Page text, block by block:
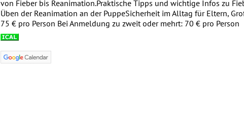
von Fieber bis Reanimation.Praktische Tipps und wichtige Infos zu
Üben der Reanimation an der PuppeSicherheit im Alltag für Eltern,
75 € pro Person Bei Anmeldung zu zweit oder mehrt: 70 € pro Person